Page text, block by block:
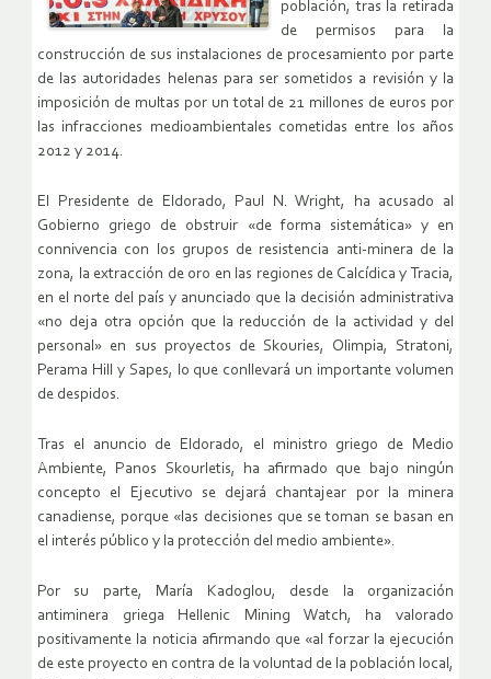
población, tras la retirada
de permisos para la
construcción de sus instalaciones de procesamiento por parte
de las autoridades helenas para ser sometidos a revisión y la
imposición de multas por un total de 21 millones de euros por
las infracciones medioambientales cometidas entre los años
2012 y 2014.
El Presidente de Eldorado, Paul N. Wright, ha acusado al
Gobierno griego de obstruir «de forma sistemática» y en
connivencia con los grupos de resistencia anti-minera de la
zona, la extracción de oro en las regiones de Calcídica y Tracia,
en el norte del país y anunciado que la decisión administrativa
«no deja otra opción que la reducción de la actividad y del
personal» en sus proyectos de Skouries, Olimpia, Stratoni,
Perama Hill y Sapes, lo que conllevará un importante volumen
de despidos.
Tras el anuncio de Eldorado, el ministro griego de Medio
Ambiente, Panos Skourletis, ha afirmado que bajo ningún
concepto el Ejecutivo se dejará chantajear por la minera
canadiense, porque «las decisiones que se toman se basan en
el interés público y la protección del medio ambiente».
Por su parte, María Kadoglou, desde la organización
antiminera griega Hellenic Mining Watch, ha valorado
positivamente la noticia afirmando que «al forzar la ejecución
de este proyecto en contra de la voluntad de la población local,